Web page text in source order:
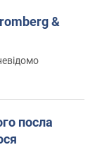
&
посла